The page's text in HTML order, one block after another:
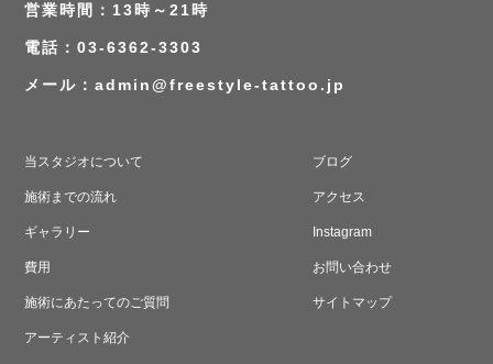
営業時間：13時～21時
電話：03-6362-3303
メール：admin@freestyle-tattoo.jp
当スタジオについて ブログ
施術までの流れ アクセス
ギャラリー Instagram
費用 お問い合わせ
施術にあたってのご質問 サイトマップ
アーティスト紹介